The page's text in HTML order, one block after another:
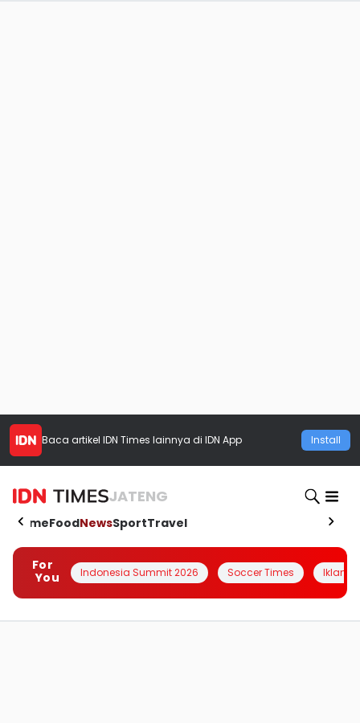
Baca artikel IDN Times lainnya di IDN App Install
JATENG
HomeFoodNewsSportTravel
For
You
Indonesia Summit 2026 Soccer Times Iklanin